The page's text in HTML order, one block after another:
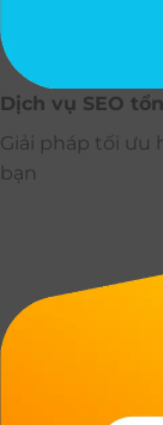
Dịch vụ SEO
Giải pháp tối ưu
bạn